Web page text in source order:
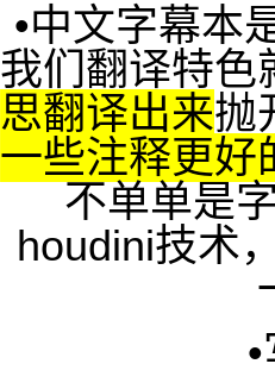
•中文字幕本
我们翻译特色
思翻译出来抛
一些注释更好
不单单是
houdini技术
•